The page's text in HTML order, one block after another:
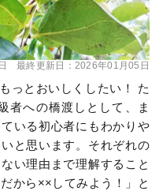
最終更新日： 2026年01月05日
っとおいしくしたい！ た
者への橋渡しとして、ま
いる初心者にもわかりや
と思います。それぞれの
い理由まで理解すること
から××してみよう！」と